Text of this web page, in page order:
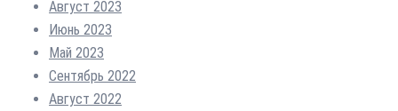
Август 2023
Июнь 2023
Май 2023
Сентябрь 2022
Август 2022